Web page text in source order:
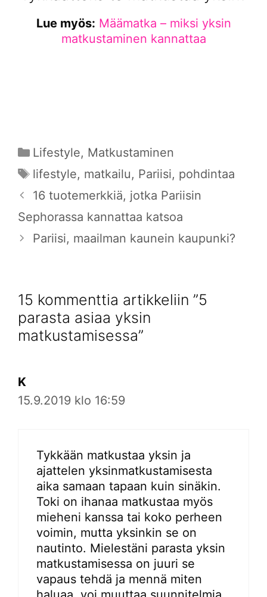
Lue myös: Määmatka – miksi yksin
matkustaminen kannattaa
Kategoriat
Lifestyle, Matkustaminen
Avainsanat
lifestyle, matkailu, Pariisi, pohdintaa
16 tuotemerkkiä, jotka Pariisin
Sephorassa kannattaa katsoa
Pariisi, maailman kaunein kaupunki?
15 kommenttia artikkeliin ”5
parasta asiaa yksin
matkustamisessa”
K
15.9.2019 klo 16:59
Tykkään matkustaa yksin ja
ajattelen yksinmatkustamisesta
aika samaan tapaan kuin sinäkin.
Toki on ihanaa matkustaa myös
mieheni kanssa tai koko perheen
voimin, mutta yksinkin se on
nautinto. Mielestäni parasta yksin
matkustamisessa on juuri se
vapaus tehdä ja mennä miten